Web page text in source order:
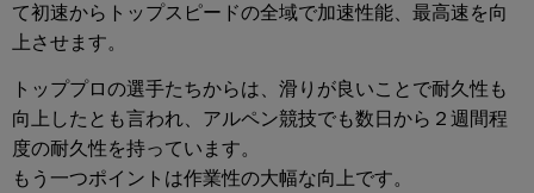
て初速からトップスピードの全域で加速性能、最高速を向
上させます。
トッププロの選手たちからは、滑りが良いことで耐久性も
向上したとも言われ、アルペン競技でも数日から２週間程
度の耐久性を持っています。
もう一つポイントは作業性の大幅な向上です。